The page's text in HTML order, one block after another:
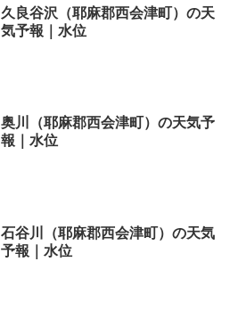
久良谷沢（耶麻郡西会津町）の天
気予報｜水位
奥川（耶麻郡西会津町）の天気予
報｜水位
石谷川（耶麻郡西会津町）の天気
予報｜水位